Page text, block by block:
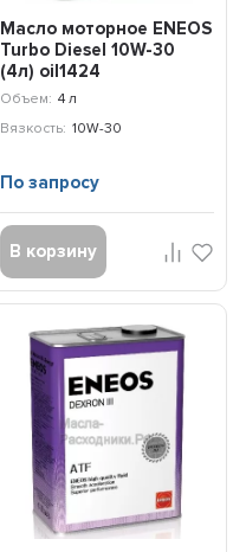
Масло моторное ENEOS
Turbo Diesel 10W-30
(4л) oil1424
Объем: 4 л
Вязкость: 10W-30
По запросу
В корзину